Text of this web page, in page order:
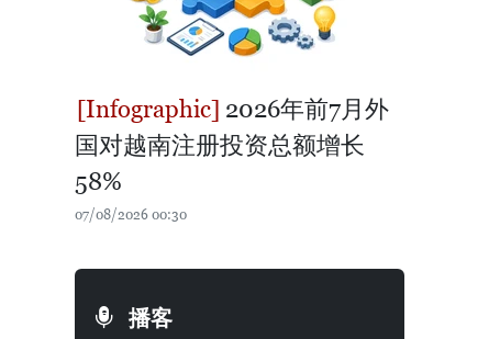
2026年前7月外
国对越南注册投资总额增长
58%
07/08/2026 00:30
播客